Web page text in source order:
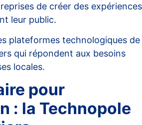
de créer des expériences
leur public.
plateformes technologiques de
qui répondent aux besoins
locales.
pour
: la Technopole